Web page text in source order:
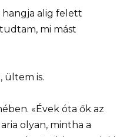
hangja alig felett
mi mást
ültem is.
«Évek óta ők az
olyan, mintha a